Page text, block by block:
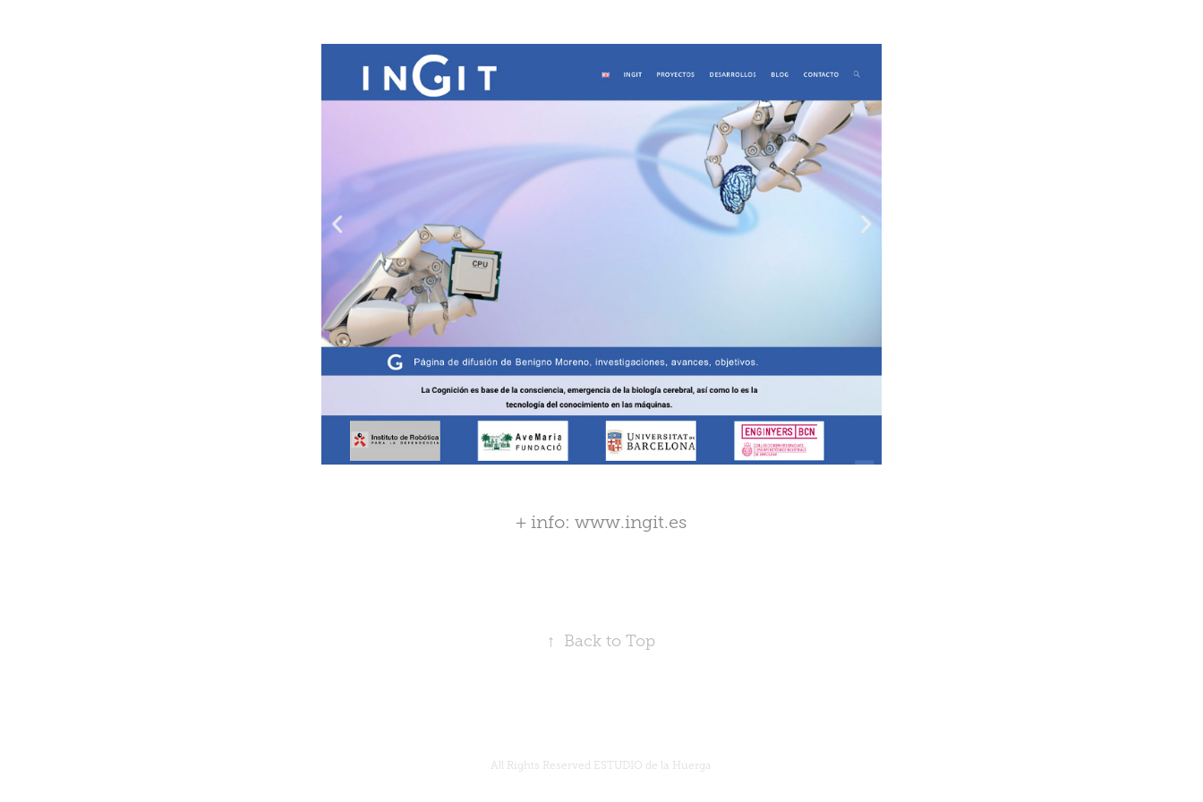
+ info:www.ingit.es
↑ Back to Top
All Rights Reserved ESTUDIO de la Huerga